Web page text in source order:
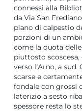
connessi alla
da Via San
piano di calpestio
porzioni di un
come la quota
piuttosto scoscesa,
verso l’Arno, a
scarse e
fondale con grossi
laterizio a sesto
spessore resta lo